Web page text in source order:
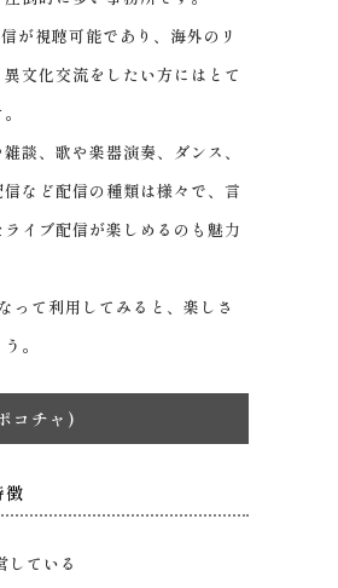
が視聴可能であり、海外のリ
文化交流をしたい方にはとて
談、歌や楽器演奏、ダンス、
など配信の種類は様々で、言
イブ配信が楽しめるのも魅力
って利用してみると、楽しさ
。
コチャ)
ている